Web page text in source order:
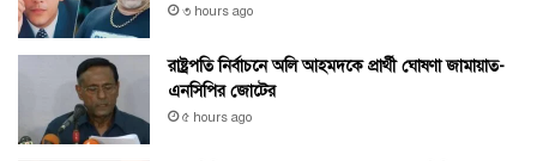
৩ hours ago
রাষ্ট্রপতি নির্বাচনে অলি আহমদকে প্রার্থী ঘোষণা জামায়াত-
এনসিপির জোটের
৫ hours ago